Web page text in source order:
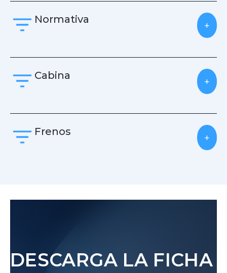
Normativa +
Cabina +
Frenos +
DESCARGA LA FICHA